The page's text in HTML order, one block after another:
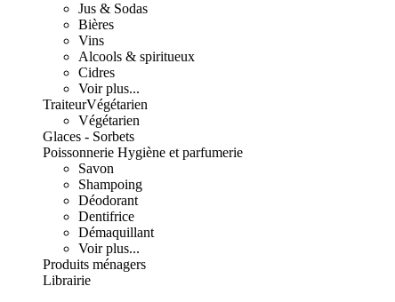
Jus & Sodas
Bières
Vins
Alcools & spiritueux
Cidres
Voir plus...
TraiteurVégétarien
Végétarien
Glaces - Sorbets
Poissonnerie Hygiène et parfumerie
Savon
Shampoing
Déodorant
Dentifrice
Démaquillant
Voir plus...
Produits ménagers
Librairie